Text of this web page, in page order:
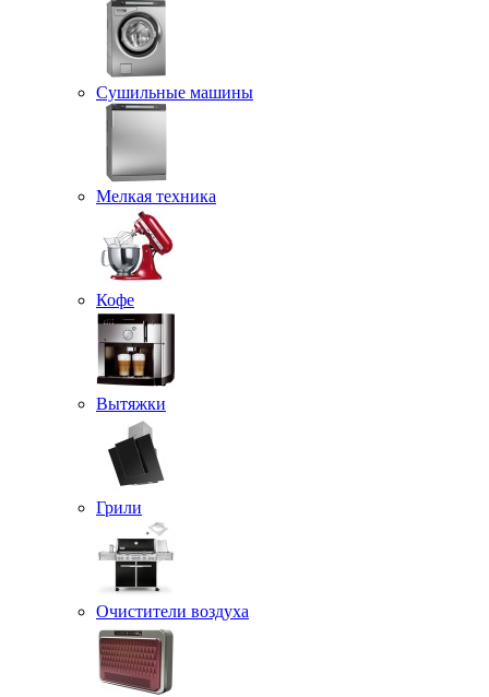
Сушильные машины
Мелкая техника
Кофе
Вытяжки
Грили
Очистители воздуха